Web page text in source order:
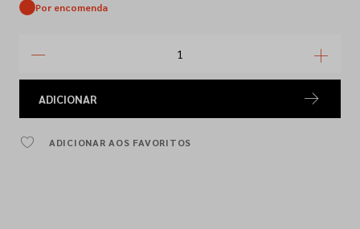
Por encomenda
ADICIONAR
ADICIONAR AOS FAVORITOS